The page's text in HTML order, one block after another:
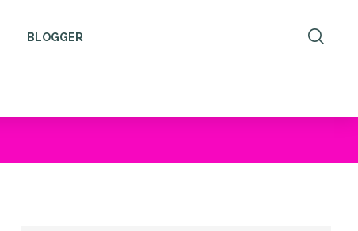
BLOGGER